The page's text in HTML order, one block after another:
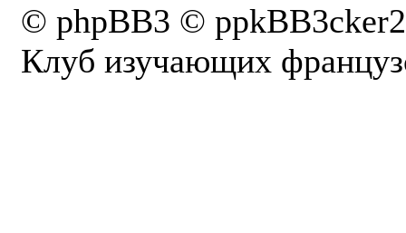
© phpBB3 ©
Клуб изучающих